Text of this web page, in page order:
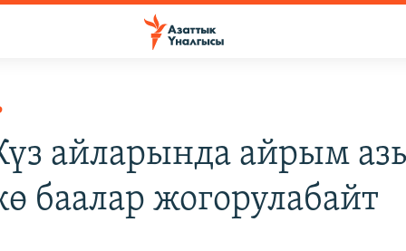
айларында айрым
баалар жогорулабайт